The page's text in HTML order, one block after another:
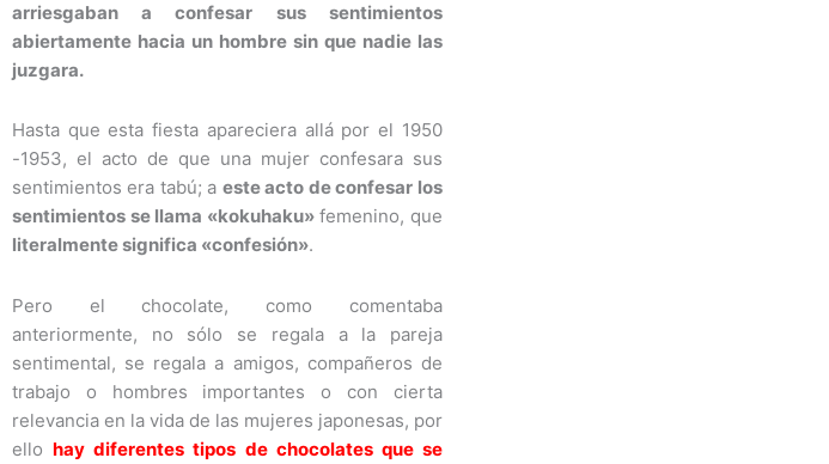
arriesgaban a confesar sus sentimientos
abiertamente hacia un hombre sin que nadie las
juzgara.
Hasta que esta fiesta apareciera allá por el 1950
-1953, el acto de que una mujer confesara sus
sentimientos era tabú; a este acto de confesar los
sentimientos se llama «kokuhaku»femenino, que
literalmente significa «confesión».
Pero el chocolate, como comentaba
anteriormente, no sólo se regala a la pareja
sentimental, se regala a amigos, compañeros de
trabajo o hombres importantes o con cierta
relevancia en la vida de las mujeres japonesas, por
ellohay diferentes tipos de chocolates que se